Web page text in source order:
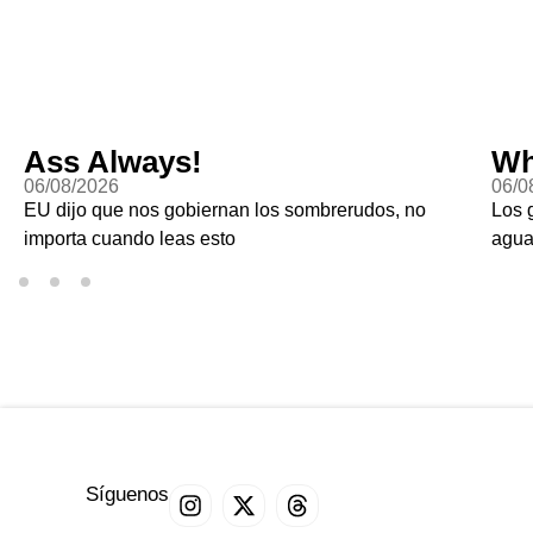
Ass Always!
06/08/2026
EU dijo que nos gobiernan los sombrerudos, no
importa cuando leas esto
06/
Los
Síguenos